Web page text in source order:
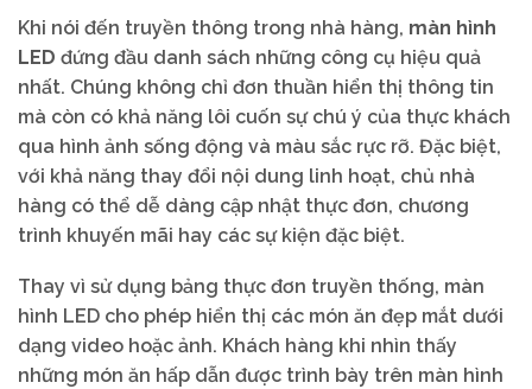
Khi nói đến truyền thông trong nhà hàng, màn hình
LED đứng đầu danh sách những công cụ hiệu quả
nhất. Chúng không chỉ đơn thuần hiển thị thông tin
mà còn có khả năng lôi cuốn sự chú ý của thực khách
qua hình ảnh sống động và màu sắc rực rỡ. Đặc biệt,
với khả năng thay đổi nội dung linh hoạt, chủ nhà
hàng có thể dễ dàng cập nhật thực đơn, chương
trình khuyến mãi hay các sự kiện đặc biệt.
Thay vì sử dụng bảng thực đơn truyền thống, màn
hình LED cho phép hiển thị các món ăn đẹp mắt dưới
dạng video hoặc ảnh. Khách hàng khi nhìn thấy
những món ăn hấp dẫn được trình bày trên màn hình